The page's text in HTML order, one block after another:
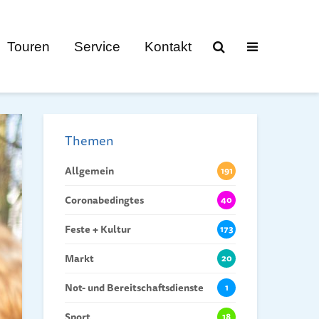
Touren Service Kontakt
Themen
Allgemein 191
Coronabedingtes 40
Feste + Kultur 173
Markt 20
Not- und Bereitschaftsdienste 1